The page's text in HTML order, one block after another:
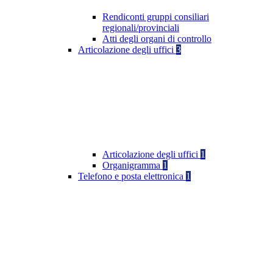
Rendiconti gruppi consiliari
regionali/provinciali
Atti degli organi di controllo
Articolazione degli uffici 3
Articolazione degli uffici 1
Organigramma 1
Telefono e posta elettronica 1